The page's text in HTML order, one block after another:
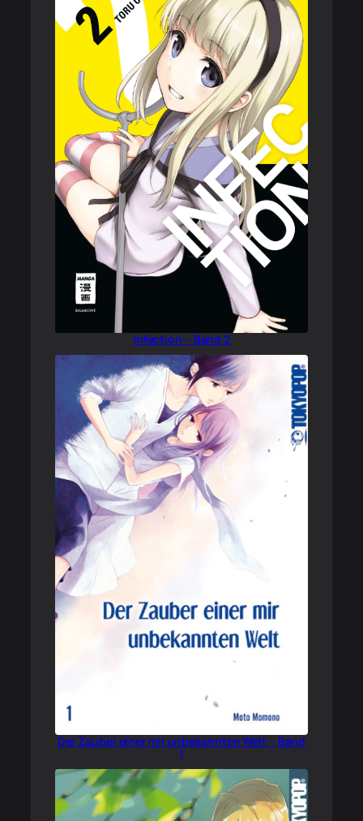
Infection – Band 2
Der Zauber einer mir unbekannten Welt – Band
1